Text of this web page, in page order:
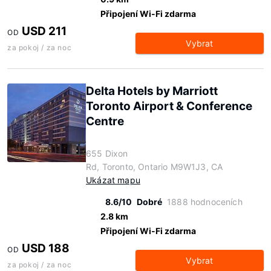
Připojení Wi-Fi zdarma
OD USD 211
za pokoj / za noc Vybrat
Delta Hotels by Marriott
Toronto Airport & Conference
Centre
655 Dixon
Rd, Toronto, Ontario M9W1J3, CA
Ukázat mapu
8.6/10 Dobré 1888 hodnoceních
2.8 km
Připojení Wi-Fi zdarma
OD USD 188
za pokoj / za noc Vybrat